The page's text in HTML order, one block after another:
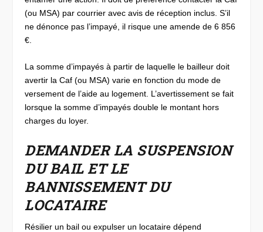
(ou MSA) par courrier avec avis de réception inclus. S’il
ne dénonce pas l’impayé, il risque une amende de 6 856
€.
La somme d’impayés à partir de laquelle le bailleur doit
avertir la Caf (ou MSA) varie en fonction du mode de
versement de l’aide au logement. L’avertissement se fait
lorsque la somme d’impayés double le montant hors
charges du loyer.
DEMANDER LA SUSPENSION
DU BAIL ET LE
BANNISSEMENT DU
LOCATAIRE
Résilier un bail ou expulser un locataire dépend